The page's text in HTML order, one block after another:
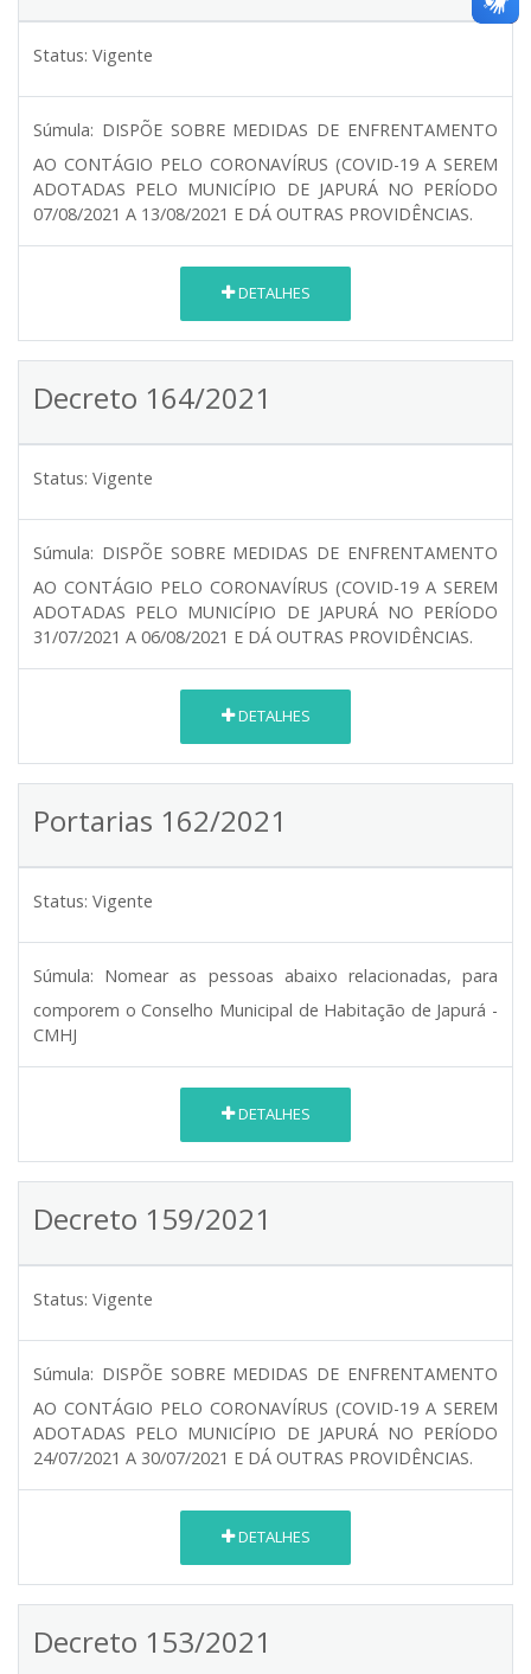
Status: Vigente
Súmula: DISPÕE SOBRE MEDIDAS DE ENFRENTAMENTO
AO CONTÁGIO PELO CORONAVÍRUS (COVID-19 A SEREM
ADOTADAS PELO MUNICÍPIO DE JAPURÁ NO PERÍODO
07/08/2021 A 13/08/2021 E DÁ OUTRAS PROVIDÊNCIAS.
DETALHES
Decreto 164/2021
Status: Vigente
Súmula: DISPÕE SOBRE MEDIDAS DE ENFRENTAMENTO
AO CONTÁGIO PELO CORONAVÍRUS (COVID-19 A SEREM
ADOTADAS PELO MUNICÍPIO DE JAPURÁ NO PERÍODO
31/07/2021 A 06/08/2021 E DÁ OUTRAS PROVIDÊNCIAS.
DETALHES
Portarias 162/2021
Status: Vigente
Súmula: Nomear as pessoas abaixo relacionadas, para
comporem o Conselho Municipal de Habitação de Japurá -
CMHJ
DETALHES
Decreto 159/2021
Status: Vigente
Súmula: DISPÕE SOBRE MEDIDAS DE ENFRENTAMENTO
AO CONTÁGIO PELO CORONAVÍRUS (COVID-19 A SEREM
ADOTADAS PELO MUNICÍPIO DE JAPURÁ NO PERÍODO
24/07/2021 A 30/07/2021 E DÁ OUTRAS PROVIDÊNCIAS.
DETALHES
Decreto 153/2021